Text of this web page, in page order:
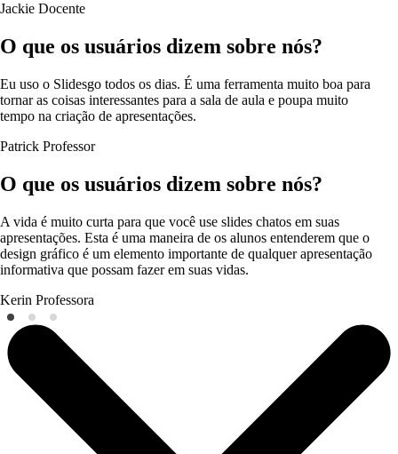
Jackie Docente
O que os usuários dizem sobre nós?
Eu uso o Slidesgo todos os dias. É uma ferramenta muito boa para
tornar as coisas interessantes para a sala de aula e poupa muito
tempo na criação de apresentações.
Patrick Professor
O que os usuários dizem sobre nós?
A vida é muito curta para que você use slides chatos em suas
apresentações. Esta é uma maneira de os alunos entenderem que o
design gráfico é um elemento importante de qualquer apresentação
informativa que possam fazer em suas vidas.
Kerin Professora